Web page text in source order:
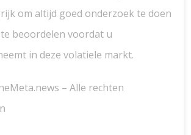
om altijd goed onderzoek te doen
te beoordelen voordat u
in deze volatiele markt.
– Alle rechten